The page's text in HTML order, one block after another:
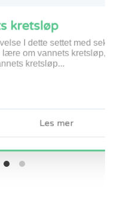
seks aktiviteter
og spesielt